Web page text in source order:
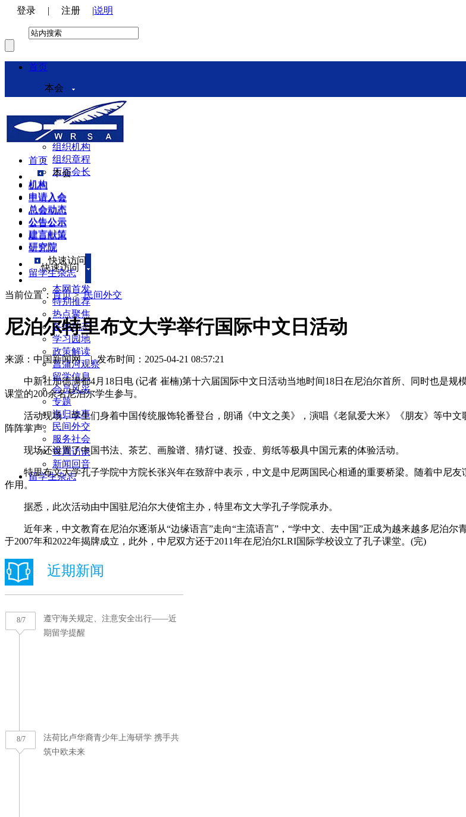
登录 | 注册 |说明
首页
本会
本会介绍
领导机构
理事会
组织机构
组织章程
历届会长
机构
申请入会
总会动态
公告公示
建言献策
研究院
快速访问
本网首发
特别推荐
热点聚焦
各地动态
学习园地
政策解读
菖蒲河观察
留学信息
会员风采
专题
海归故事
民间外交
服务社会
每周访谈
新闻回音
留学生杂志
首页
本会
机构
申请入会
总会动态
公告公示
建言献策
研究院
快速访问
留学生杂志
当前位置： 首页>民间外交
尼泊尔特里布文大学举行国际中文日活动
来源：中国新闻网 |发布时间：2025-04-21 08:57:21
中新社加德满都4月18日电 (记者 崔楠)第十六届国际中文日活动当地时间18日在尼泊尔首所、同时也是规
课堂的200余名尼泊尔学生参与。
活动现场，学生们身着中国传统服饰轮番登台，朗诵《中文之美》，演唱《老鼠爱大米》《朋友》等中文
阵阵掌声。
现场还设置了中国书法、茶艺、画脸谱、猜灯谜、投壶、剪纸等极具中国元素的体验活动。
特里布文大学孔子学院中方院长张兴年在致辞中表示，中文是中尼两国民心相通的重要桥梁。随着中尼友
作用。
据悉，此次活动由中国驻尼泊尔大使馆主办，特里布文大学孔子学院承办。
近年来，中文教育在尼泊尔逐渐从“边缘语言”走向“主流语言”，“学中文、去中国”正成为越来越多尼泊尔
于2007年和2022年揭牌成立，此外，中尼双方还于2011年在尼泊尔LRI国际学校设立了孔子课堂。(完)